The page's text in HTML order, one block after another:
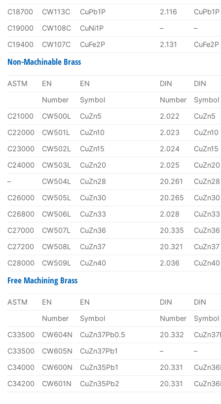
C18700
CW113C CuPb1P 2.116
CuPb1P
C19000
CW108C CuNi1P –
–
C19400
CW107C CuFe2P 2.131 CuFe2P
Non-Machinable Brass
ASTM EN EN DIN
DIN
Number
Symbol Number
Symbol
C21000
CW500L CuZn5 2.022
CuZn5
C22000
CW501L CuZn10 2.023
CuZn10
C23000
CW502L CuZn15 2.024
CuZn15
C24000
CW503L CuZn20 2.025
CuZn20
–
CW504L CuZn28 20.261
CuZn28
C26000
CW505L CuZn30 20.265
CuZn30
C26800
CW506L CuZn33 2.028
CuZn33
C27000
CW507L CuZn36 20.335
CuZn36
C27200
CW508L CuZn37 20.321
CuZn37
C28000
CW509L CuZn40 2.036 CuZn40
Free Machining Brass
ASTM EN EN DIN
DIN
Number
Symbol Number
Symbol
C33500
CW604N CuZn37Pb0.5 20.332
C33500
CW605N CuZn37Pb1 –
–
C34000
CW600N CuZn35Pb1 20.331
C34200
CW601N CuZn35Pb2 20.331